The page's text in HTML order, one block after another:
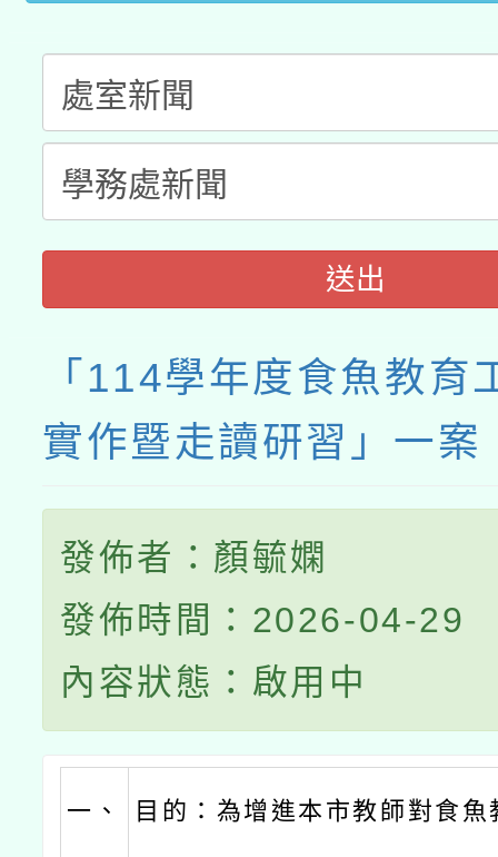
送出
「114學年度食魚教育
實作暨走讀研習」一案
發佈者：顏毓嫻
發佈時間：2026-04-29
內容狀態：啟用中
一、 目的：為增進本市教師對食